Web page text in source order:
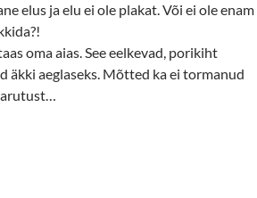
elus ja elu ei ole plakat. Või ei ole enam
oma aias. See eelkevad, porikiht
äkki aeglaseks. Mõtted ka ei tormanud
arutust…